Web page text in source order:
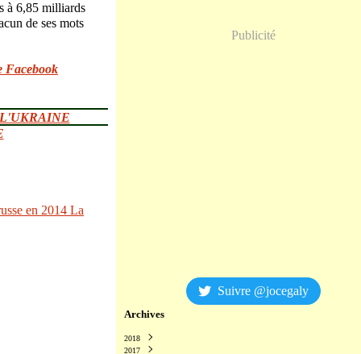
à 6,85 milliards
de ses mots
Facebook
en 2014 La
Publicité
Suivre @jocegaly
Archives
2018
Décembre
2017